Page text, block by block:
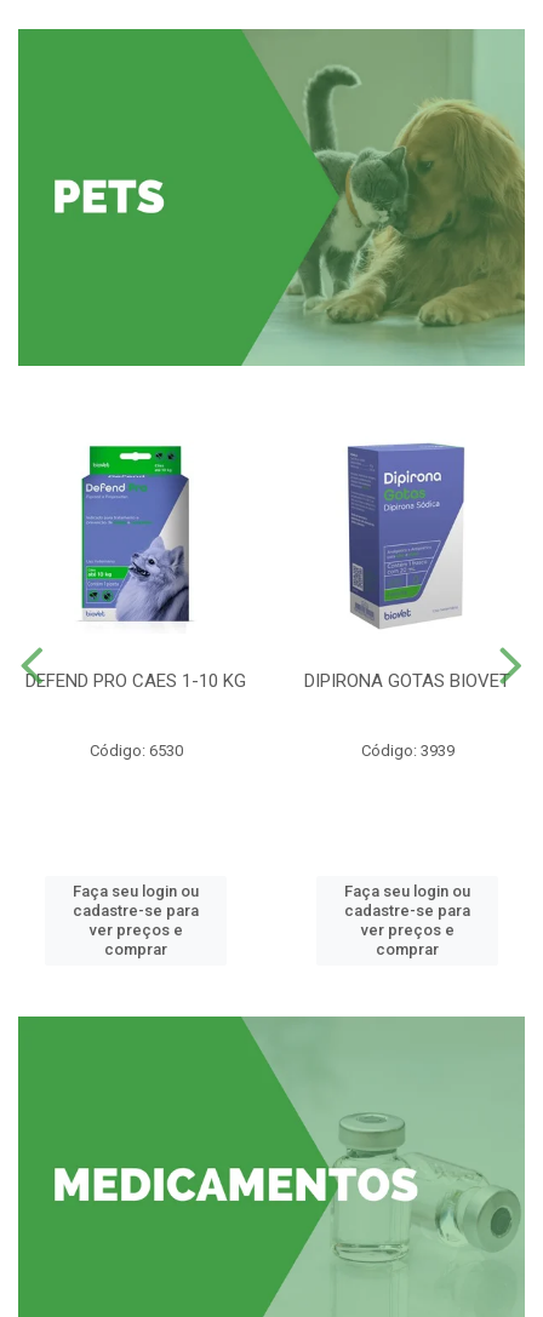
DEFEND PRO CAES 1-10 KG
Código: 6530
Faça seu login ou
cadastre-se para
ver preços e
comprar
DIPIRONA GOTAS BIOVET
Código: 3939
Faça seu login ou
cadastre-se para
ver preços e
comprar